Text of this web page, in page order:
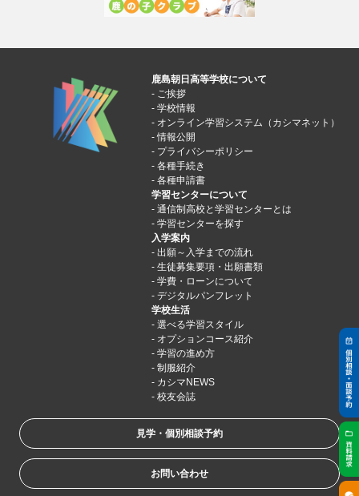
鹿島朝日高等学校について
ご挨拶
学校情報
オンライン学習システム（カシマネット）
情報公開
プライバシーポリシー
各種手続き
各種申請書
学習センターについて
通信制高校と学習センターとは
学習センターを探す
入学案内
出願～入学までの流れ
生徒募集要項・出願書類
学費・ローンについて
デジタルパンフレット
学校生活
選べる学習スタイル
オプションコース紹介
学習の進め方
制服紹介
カシマNEWS
校友会誌
見学・個別相談予約
お問い合わせ